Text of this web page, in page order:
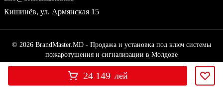
Кишинёв, ул. Армянская 15
© 2026 BrandMaster.MD - Продажа и установка под ключ системы
пожаротушения и сигнализации в Молдове
24 149 лей